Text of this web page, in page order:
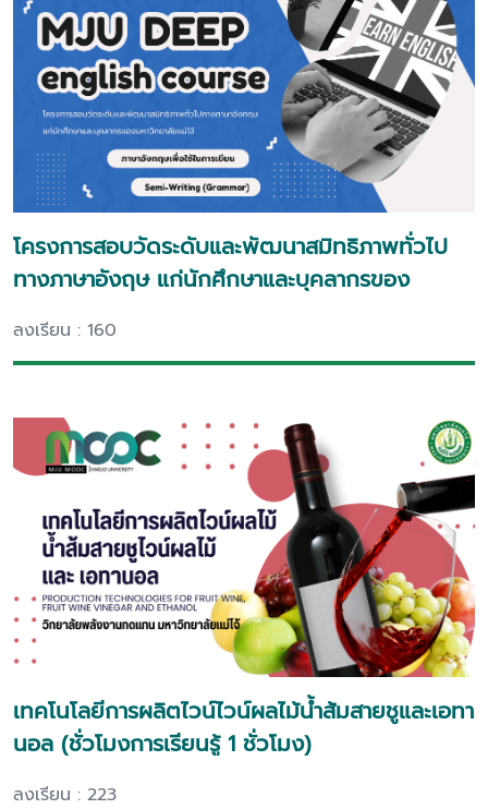
โครงการสอบวัดระดับและพัฒนาสมิทธิภาพทั่วไป
ทางภาษาอังฤษ แก่นักศึกษาและบุคลากรของ
ลงเรียน : 160
เทคโนโลยีการผลิตไวน์ไวน์ผลไม้น้ำส้มสายชูและเอทา
นอล (ชั่วโมงการเรียนรู้ 1 ชั่วโมง)
ลงเรียน : 223